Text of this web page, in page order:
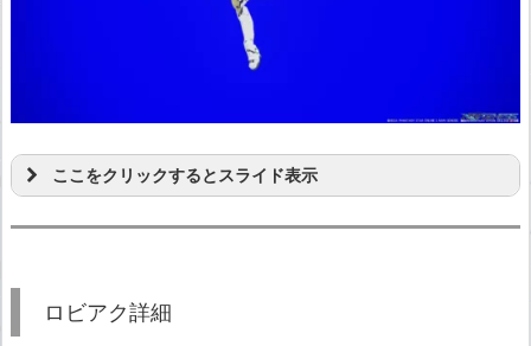
ここをクリックするとスライド表示
ロビアク詳細